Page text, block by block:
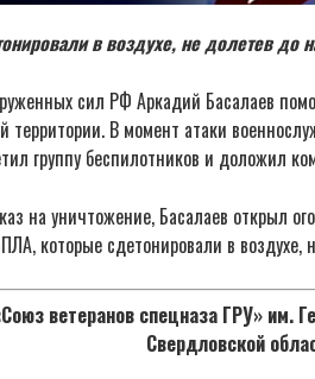
в воздухе, не долетев до
сил РФ Аркадий Басалаев
территории. В момент атаки
группу беспилотников и доложил
на уничтожение, Басалаев открыл
которые сдетонировали в воздухе,
ветеранов спецназа ГРУ»
Свердловской